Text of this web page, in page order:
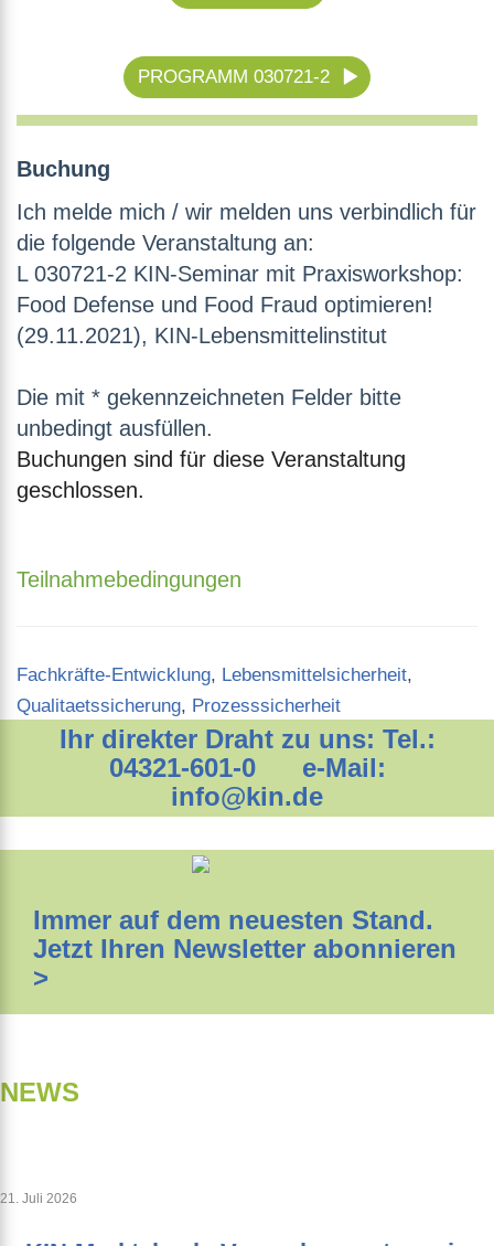
PROGRAMM 030721-2
Buchung
Ich melde mich / wir melden uns verbindlich für
die folgende Veranstaltung an:
L 030721-2 KIN-Seminar mit Praxisworkshop:
Food Defense und Food Fraud optimieren!
(29.11.2021), KIN-Lebensmittelinstitut
Die mit * gekennzeichneten Felder bitte
unbedingt ausfüllen.
Buchungen sind für diese Veranstaltung
geschlossen.
Teilnahmebedingungen
Categories
Fachkräfte-Entwicklung, Lebensmittelsicherheit,
Qualitaetssicherung, Prozesssicherheit
Ihr direkter Draht zu uns: Tel.:
04321-601-0 e-Mail:
info@kin.de
Immer auf dem neuesten Stand.
Jetzt Ihren Newsletter abonnieren
>
NEWS
21. Juli 2026